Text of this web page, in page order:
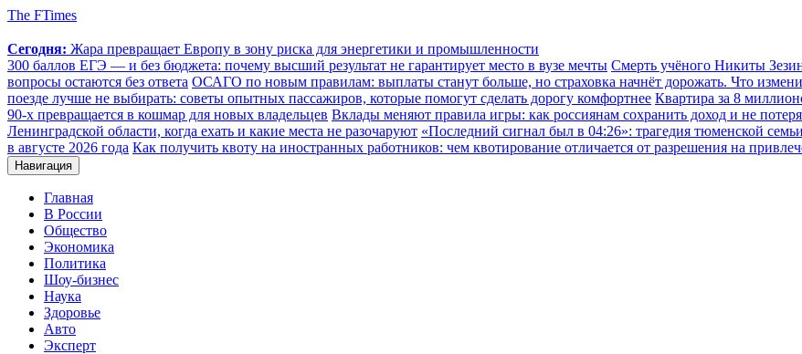
The FTimes
Сегодня: Жара превращает Европу в зону риска для энергетики и промышленности
300 баллов ЕГЭ — и без бюджета: почему высший результат не гарантирует место в вузе мечты Смерть учёного Никиты
вопросы остаются без ответа ОСАГО по новым правилам: выплаты станут больше, но страховка начнёт дорожать. Что
поезде лучше не выбирать: советы опытных пассажиров, которые помогут сделать дорогу комфортнее Квартира за 8
90-х превращается в кошмар для новых владельцев Вклады меняют правила игры: как россиянам сохранить доход и не
Ленинградской области, когда ехать и какие места не разочаруют «Последний сигнал был в 04:26»: трагедия тюменской
в августе 2026 года Как получить квоту на иностранных работников: чем квотирование отличается от разрешения на
Навигация
Главная
В России
Общество
Экономика
Политика
Шоу-бизнес
Наука
Здоровье
Авто
Эксперт